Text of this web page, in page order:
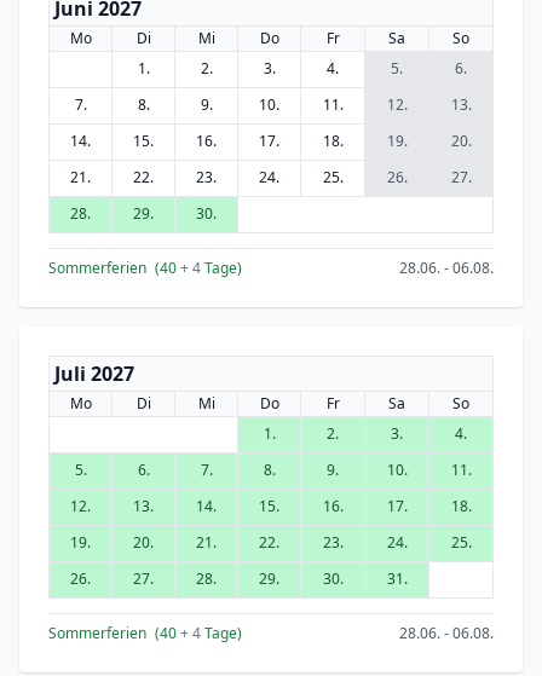
Juni 2027
Mo Di Mi Do Fr Sa
So
1.
2. 3. 4. 5.
6.
7.
8. 9. 10. 11. 12.
13.
14.
15. 16. 17. 18. 19.
20.
21.
22. 23. 24. 25. 26.
27.
28.
29. 30.
Sommerferien (40+ 4Tage) 28.06. - 06.08.
Juli 2027
Mo Di Mi Do Fr Sa
So
1.
2. 3.
4.
5.
6. 7. 8. 9. 10.
11.
12.
13. 14. 15. 16. 17.
18.
19.
20. 21. 22. 23. 24.
25.
26.
27. 28. 29. 30. 31.
Sommerferien (40+ 4Tage) 28.06. - 06.08.